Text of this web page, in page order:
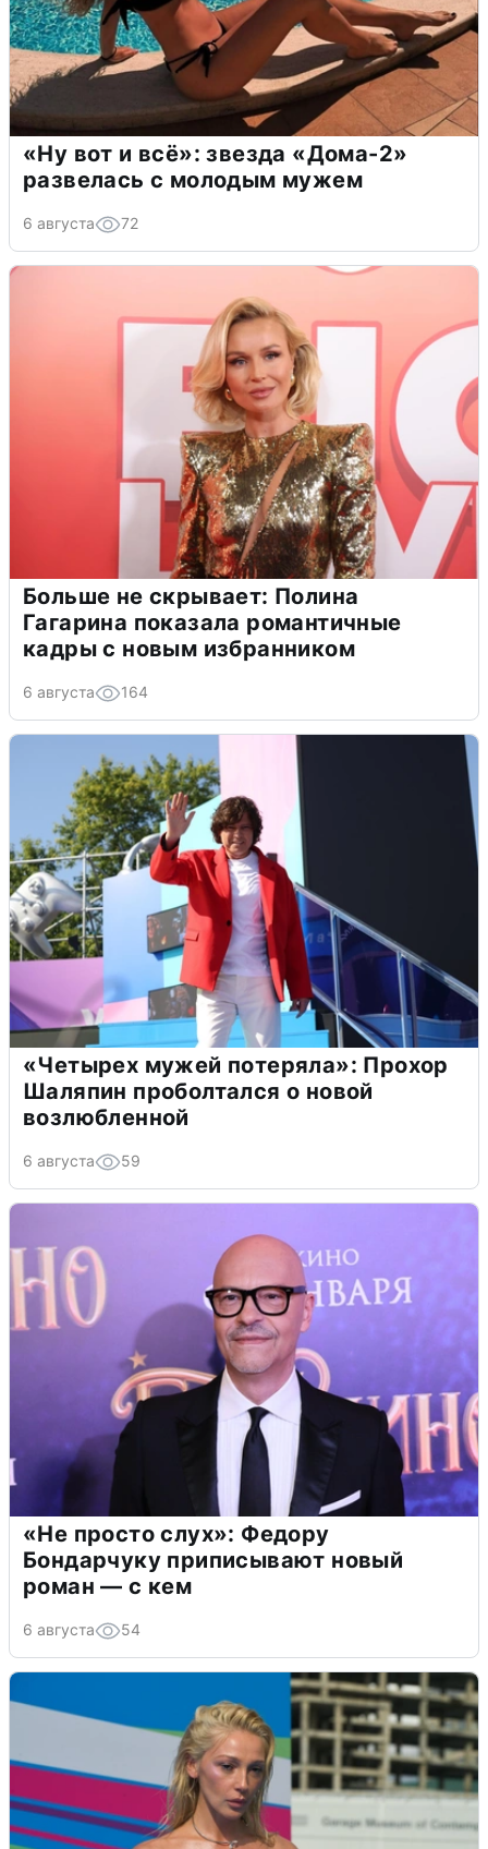
«Ну вот и всё»: звезда «Дома-2»
развелась с молодым мужем
6 августа 72
Больше не скрывает: Полина
Гагарина показала романтичные
кадры с новым избранником
6 августа 164
«Четырех мужей потеряла»: Прохор
Шаляпин проболтался о новой
возлюбленной
6 августа 59
«Не просто слух»: Федору
Бондарчуку приписывают новый
роман — с кем
6 августа 54